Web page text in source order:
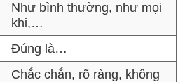
Như bình thường, như mọi
khi,…
Đúng là…
Chắc chắn, rõ ràng, không